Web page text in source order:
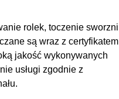
rolek, toczenie sworzni
są wraz z certyfikatem
jakość wykonywanych
usługi zgodnie z